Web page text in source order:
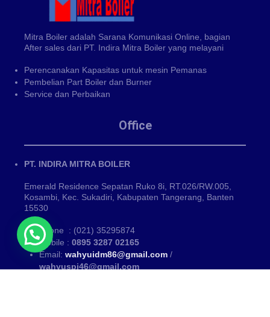
Mitra Boiler adalah Sarana Komunikasi Online, bagian
After sales dari PT. Indira Mitra Boiler yang melayani
Perencanakan Kapasitas untuk mesin Pemanas
Pembelian Part Boiler dan Burner
Service dan Perbaikan
Office
PT. INDIRA MITRA BOILER
Emerald Residence Sepatan Ruko 8i, RT.026/RW.005,
Kosambi, Kec. Sukadiri, Kabupaten Tangerang, Banten
15530
Phone : (021) 35295874
Mobile : 0895 3287 02165
Email: wahyuidm86@gmail.com /
wahyuspi46@gmail.com